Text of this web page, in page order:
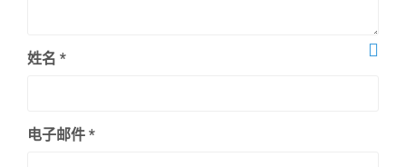
姓名 *
电子邮件 *